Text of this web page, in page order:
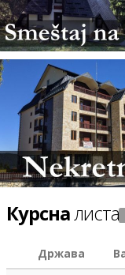
Курсналиста
Држава